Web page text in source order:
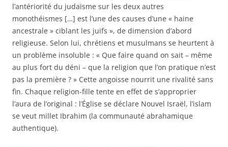
l’antériorité du judaïsme sur les deux autres
monothéismes […] est l’une des causes d’une « haine
ancestrale » ciblant les juifs », de dimension d’abord
religieuse. Selon lui, chrétiens et musulmans se heurtent à
un problème insoluble : « Que faire quand on sait – même
au plus fort du déni – que la religion que l’on pratique n’est
pas la première ? » Cette angoisse nourrit une rivalité sans
fin. Chaque religion-fille tente en effet de s’approprier
l’aura de l’original : l’Église se déclare Nouvel Israël, l’islam
se veut millet Ibrahim (la communauté abrahamique
authentique).